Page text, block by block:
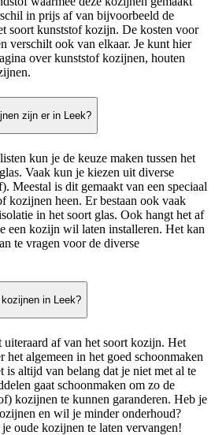
in prijs af van bijvoorbeeld de
soort kunststof kozijn. De kosten voor
verschilt ook van elkaar. Je kunt hier
over kunststof kozijnen, houten
zijn er in Leek?
kun je de keuze maken tussen het
Vaak kun je kiezen uit diverse
Meestal is dit gemaakt van een speciaal
kozijnen heen. Er bestaan ook vaak
in het soort glas. Ook hangt het af
een kozijn wil laten installeren. Het kan
te vragen voor de diverse
in Leek?
uiteraard af van het soort kozijn. Het
het algemeen in het goed schoonmaken
is altijd van belang dat je niet met al te
gaat schoonmaken om zo de
kozijnen te kunnen garanderen. Heb je
en wil je minder onderhoud?
oude kozijnen te laten vervangen!